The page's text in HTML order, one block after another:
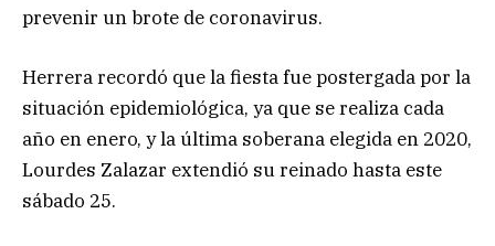
prevenir un brote de coronavirus.
Herrera recordó que la fiesta fue postergada por la
situación epidemiológica, ya que se realiza cada
año en enero, y la última soberana elegida en 2020,
Lourdes Zalazar extendió su reinado hasta este
sábado 25.